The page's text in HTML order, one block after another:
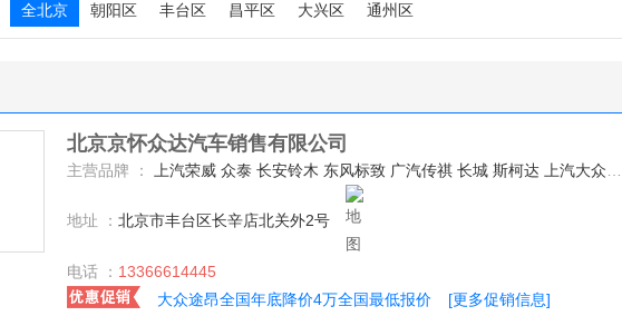
全北京 朝阳区 丰台区 昌平区 大兴区 通州区
北京京怀众达汽车销售有限公司
主营品牌 ： 上汽荣威 众泰 长安铃木 东风标致 广汽传祺 长城 斯柯达 上汽大众 一汽-大众 北京汽车 雪佛兰 福特(进口) 广汽丰田 海马郑州 一汽马自达 一汽奔腾 比亚迪 凯迪拉克(国产) 长安乘用车 一汽丰田 长安福特 一汽奥迪 宝骏汽车 东南汽车 汉腾汽车 东风本田 广汽本田 宝沃汽车 东风风行 北汽银翔 别克 北汽绅宝 东风风神 长安PSA
地址 ： 北京市丰台区长辛店北关外2号
电话 ： 13366614445
大众途昂全国年底降价4万全国最低报价
[更多促销信息]